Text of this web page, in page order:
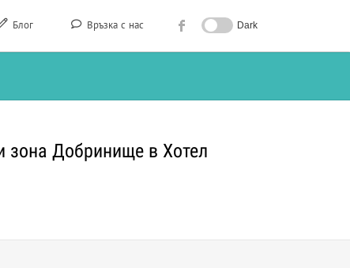
Блог Връзка с нас Dark
зона Добринище в Хотел